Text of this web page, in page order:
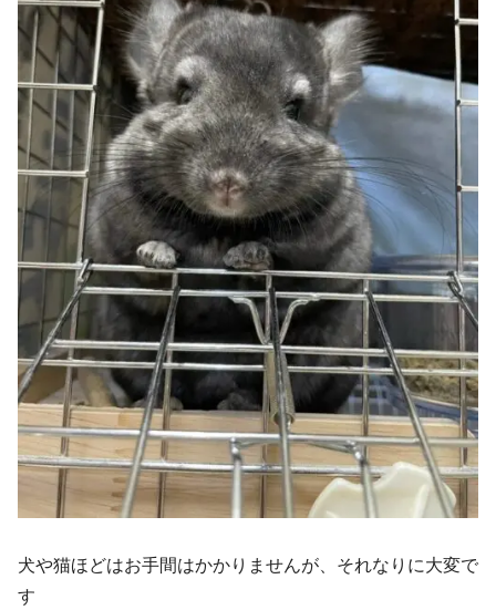
犬や猫ほどはお手間はかかりませんが、それなりに大変で
す